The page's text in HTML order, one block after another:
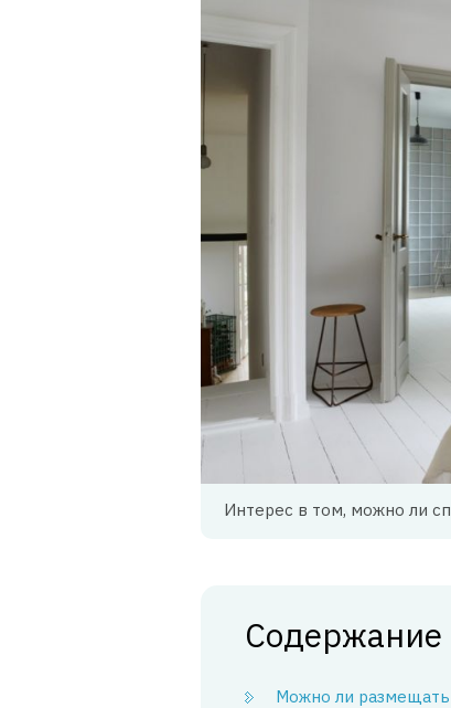
Интерес в том, можно ли
Содержание
Можно ли размещать